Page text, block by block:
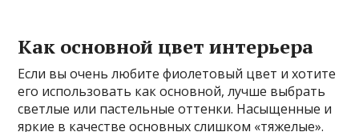
Как основной цвет интерьера
Если вы очень любите фиолетовый цвет и хотите
его использовать как основной, лучше выбрать
светлые или пастельные оттенки. Насыщенные и
яркие в качестве основных слишком «тяжелые».